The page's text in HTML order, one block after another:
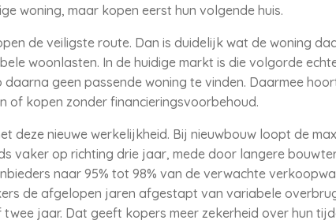
woning, maar kopen eerst hun volgende huis.
de veiligste route. Dan is duidelijk wat de woning
woonlasten. In de huidige markt is die volgorde
geen passende woning te vinden. Daarmee
of kopen zonder financieringsvoorbehoud.
deze nieuwe werkelijkheid. Bij nieuwbouw loopt de
vaker op richting drie jaar, mede door langere
naar 95% tot 98% van de verwachte
de afgelopen jaren afgestapt van variabele
jaar. Dat geeft kopers meer zekerheid over hun